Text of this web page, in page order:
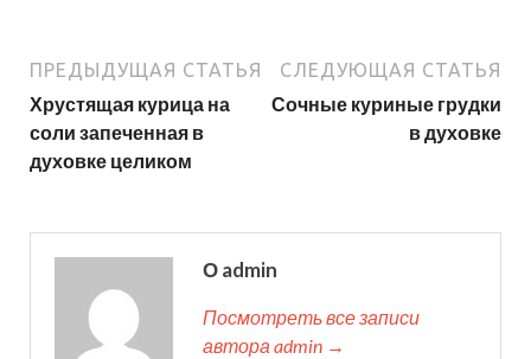
ПРЕДЫДУЩАЯ СТАТЬЯ
Хрустящая курица на
соли запеченная в
духовке целиком
СЛЕДУЮЩАЯ СТАТЬЯ
Сочные куриные грудки
в духовке
О admin
Посмотреть все записи
автора admin →